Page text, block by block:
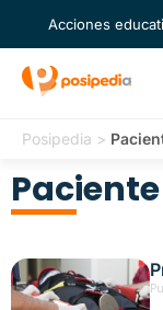
Acciones
Posipedia >
Paciente